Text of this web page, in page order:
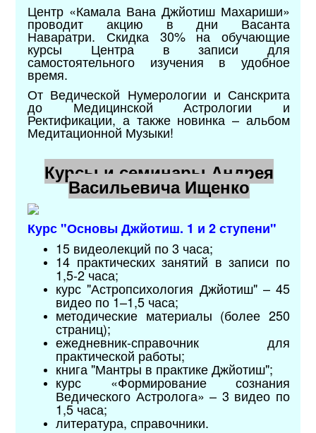
Центр «Камала Вана Джйотиш Махариши»
проводит акцию в дни Васанта
Наваратри. Скидка 30% на обучающие
курсы Центра в записи для
самостоятельного изучения в удобное
время.
От Ведической Нумерологии и Санскрита
до Медицинской Астрологии и
Ректификации, а также новинка – альбом
Медитационной Музыки!
Курсы и семинары Андрея
Васильевича Ищенко
Курс "Основы Джйотиш. 1 и 2 ступени"
15 видеолекций по 3 часа;
14 практических занятий в записи по
1,5-2 часа;
курс "Астропсихология Джйотиш" – 45
видео по 1–1,5 часа;
методические материалы (более 250
страниц);
ежедневник-справочник для
практической работы;
книга "Мантры в практике Джйотиш";
курс «Формирование сознания
Ведического Астролога» – 3 видео по
1,5 часа;
литература, справочники.